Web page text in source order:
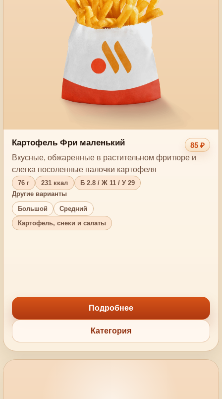
Картофель Фри маленький
85 ₽
Вкусные, обжаренные в растительном фритюре и
слегка посоленные палочки картофеля
76 г 231 ккал
Б 2.8 / Ж 11 / У 29
Другие варианты
Большой
Средний
Картофель, снеки и салаты
Подробнее
Категория